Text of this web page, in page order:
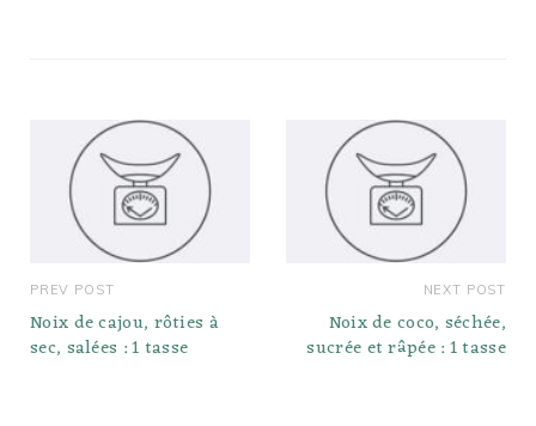
PREV POST
Noix de cajou, rôties à
sec, salées : 1 tasse
NEXT POST
Noix de coco, séchée,
sucrée et râpée : 1 tasse